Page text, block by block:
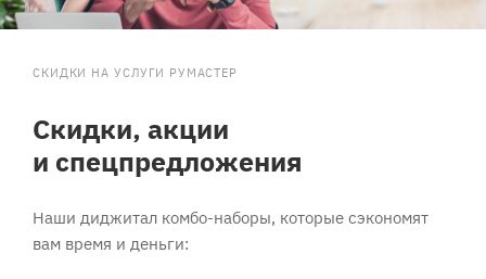
СКИДКИ НА УСЛУГИ РУМАСТЕР
Скидки, акции
и спецпредложения
Наши диджитал комбо-наборы, которые сэкономят
вам время и деньги: